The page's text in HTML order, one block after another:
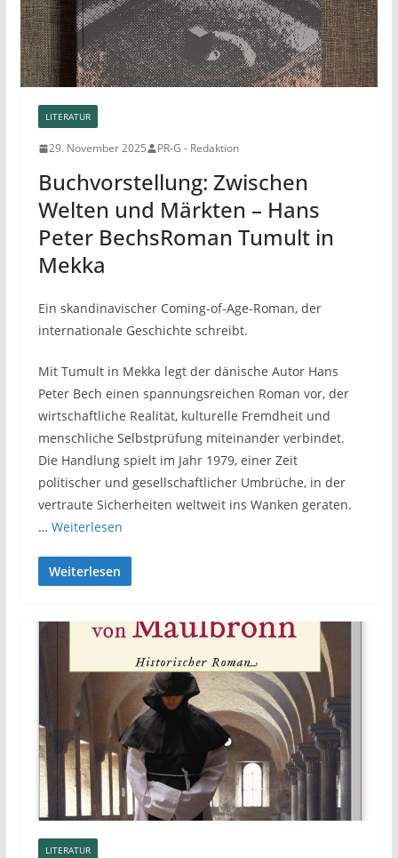
LITERATUR
29. November 2025 PR-G - Redaktion
Buchvorstellung: Zwischen
Welten und Märkten – Hans
Peter BechsRoman Tumult in
Mekka
Ein skandinavischer Coming-of-Age-Roman, der
internationale Geschichte schreibt.
Mit Tumult in Mekka legt der dänische Autor Hans
Peter Bech einen spannungsreichen Roman vor, der
wirtschaftliche Realität, kulturelle Fremdheit und
menschliche Selbstprüfung miteinander verbindet.
Die Handlung spielt im Jahr 1979, einer Zeit
politischer und gesellschaftlicher Umbrüche, in der
vertraute Sicherheiten weltweit ins Wanken geraten.
… Weiterlesen
Weiterlesen
LITERATUR